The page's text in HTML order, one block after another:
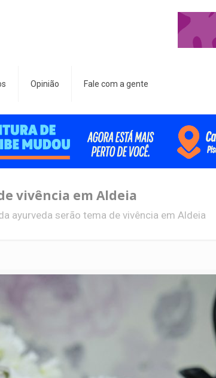
Opinião Fale com a gente
vivência em Aldeia
ayurveda serão tema de vivência em Aldeia